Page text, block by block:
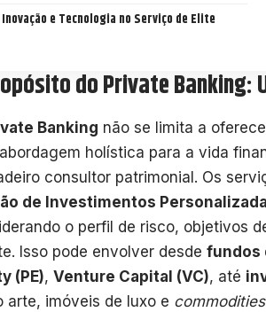
Inovação e Tecnologia no Serviço de Elite
do Private Banking:
Banking não se limita a
holística para a vida
consultor patrimonial. Os
de Investimentos
o perfil de risco, objetivos
Isso pode envolver desde fundos
(PE), Venture Capital (VC), até
arte, imóveis de luxo e commodities